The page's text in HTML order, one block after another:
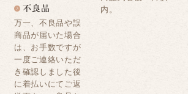
万一、不良品や誤
商品が届いた場合
は、お手数ですが
一度ご連絡いただ
き確認しました後
に着払いにてご返
内。